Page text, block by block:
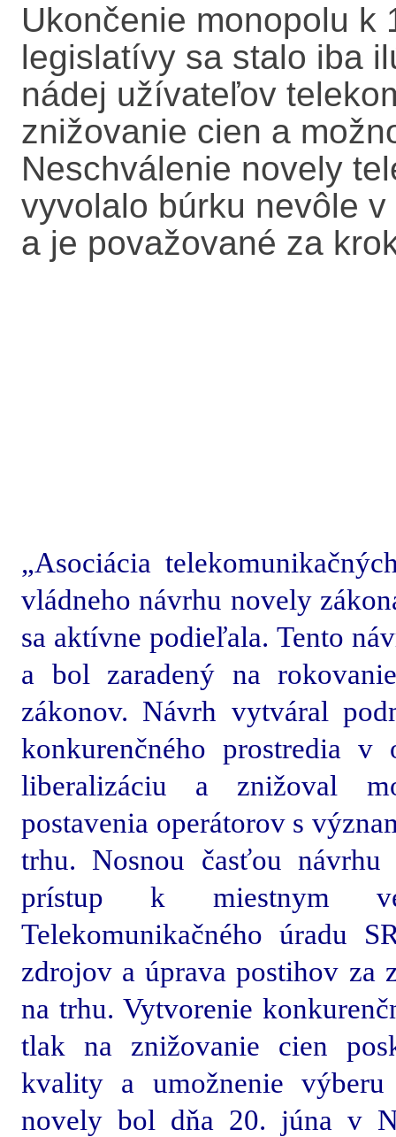
Ukončenie monopolu k
legislatívy sa stalo iba
nádej užívateľov
znižovanie cien a
Neschválenie novely
vyvolalo búrku nevôle
a je považované za
„Asociácia
vládneho návrhu novely
sa aktívne podieľala. Tento
a bol zaradený na
zákonov. Návrh vytváral
konkurenčného prostredia
liberalizáciu a znižoval
postavenia operátorov s
trhu. Nosnou časťou
prístup k miestnym
Telekomunikačného úradu
zdrojov a úprava postihov za
na trhu. Vytvorenie
tlak na znižovanie cien
kvality a umožnenie
novely bol dňa 20. júna v